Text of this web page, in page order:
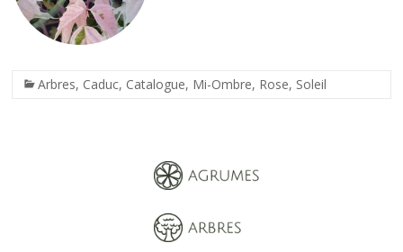
Arbres, Caduc, Catalogue, Mi-Ombre, Rose, Soleil